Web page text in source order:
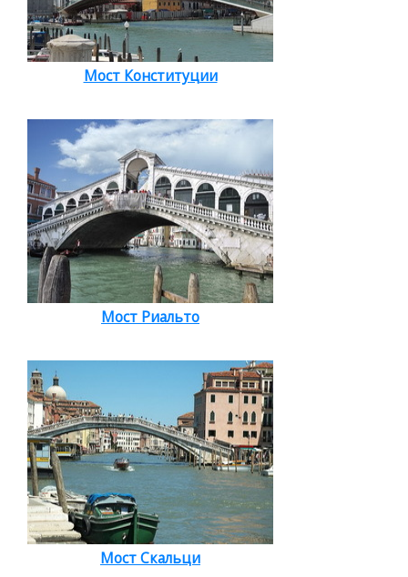
Мост Конституции
Мост Риальто
Мост Скальци